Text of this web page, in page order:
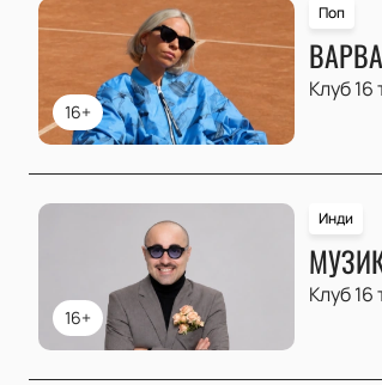
16+
Поп
Клуб 16
16+
Инди
Клуб 16